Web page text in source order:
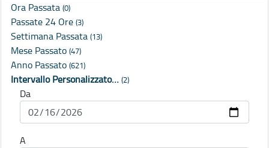
Ora Passata (0)
Passate 24 Ore (3)
Settimana Passata (13)
Mese Passato (47)
Anno Passato (621)
Intervallo Personalizzato… (2)
Da
A